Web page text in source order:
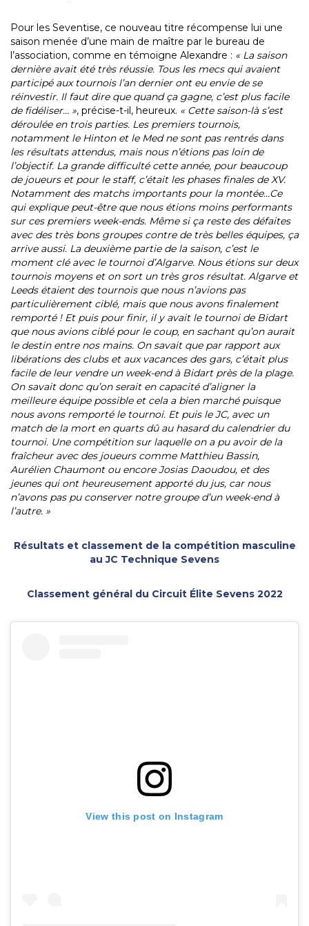
Pour les Seventise, ce nouveau titre récompense lui une
saison menée d’une main de maître par le bureau de
l’association, comme en témoigne Alexandre : « La saison
dernière avait été très réussie. Tous les mecs qui avaient
participé aux tournois l’an dernier ont eu envie de se
réinvestir. Il faut dire que quand ça gagne, c’est plus facile
de fidéliser… », précise-t-il, heureux. « Cette saison-là s’est
déroulée en trois parties. Les premiers tournois,
notamment le Hinton et le Med ne sont pas rentrés dans
les résultats attendus, mais nous n’étions pas loin de
l’objectif. La grande difficulté cette année, pour beaucoup
de joueurs et pour le staff, c’était les phases finales de XV.
Notamment des matchs importants pour la montée…Ce
qui explique peut-être que nous étions moins performants
sur ces premiers week-ends. Même si ça reste des défaites
avec des très bons groupes contre de très belles équipes, ça
arrive aussi. La deuxième partie de la saison, c’est le
moment clé avec le tournoi d’Algarve. Nous étions sur deux
tournois moyens et on sort un très gros résultat. Algarve et
Leeds étaient des tournois que nous n’avions pas
particulièrement ciblé, mais que nous avons finalement
remporté ! Et puis pour finir, il y avait le tournoi de Bidart
que nous avions ciblé pour le coup, en sachant qu’on aurait
le destin entre nos mains. On savait que par rapport aux
libérations des clubs et aux vacances des gars, c’était plus
facile de leur vendre un week-end à Bidart près de la plage.
On savait donc qu’on serait en capacité d’aligner la
meilleure équipe possible et cela a bien marché puisque
nous avons remporté le tournoi. Et puis le JC, avec un
match de la mort en quarts dû au hasard du calendrier du
tournoi. Une compétition sur laquelle on a pu avoir de la
fraîcheur avec des joueurs comme Matthieu Bassin,
Aurélien Chaumont ou encore Josias Daoudou, et des
jeunes qui ont heureusement apporté du jus, car nous
n’avons pas pu conserver notre groupe d’un week-end à
l’autre. »
Résultats et classement de la compétition masculine
au JC Technique Sevens
Classement général du Circuit Élite Sevens 2022
View this post on Instagram